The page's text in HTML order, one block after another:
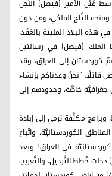
عُيِّن الأمير (فيصل) النَّجل
التَّاج الملكي، ومن دون
البلاد المليئة بالعُقَد،
الملك (فيصل) في رسالتين
كوردستان إلى العراق، وقد
قائلًا: "نحنُ وعدناكم بإنشاء
جغرافيَّة خاصَّة، وحدودهم إلى
مكثَّفة ترمي إلى إبادة
الكوردستانيَّة، واتّباع
في العراق! وبعد
البعثيين على الحُكم في سنة (1963م) دخلت خُطط التَّرحيل، والتَّعريب